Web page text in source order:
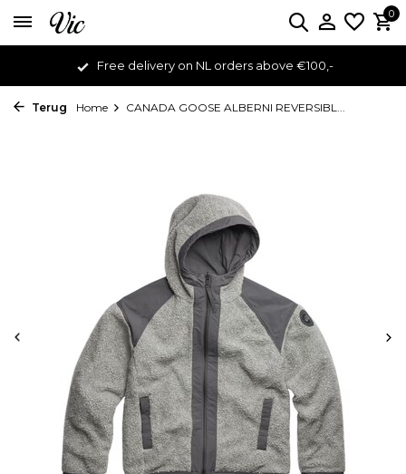
0
Free delivery on NL orders above €100,-
Terug Home CANADA GOOSE ALBERNI REVERSIBL...